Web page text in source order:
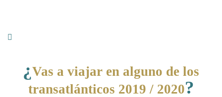
¿Vas a viajar en alguno de los
transatlánticos 2019 / 2020?